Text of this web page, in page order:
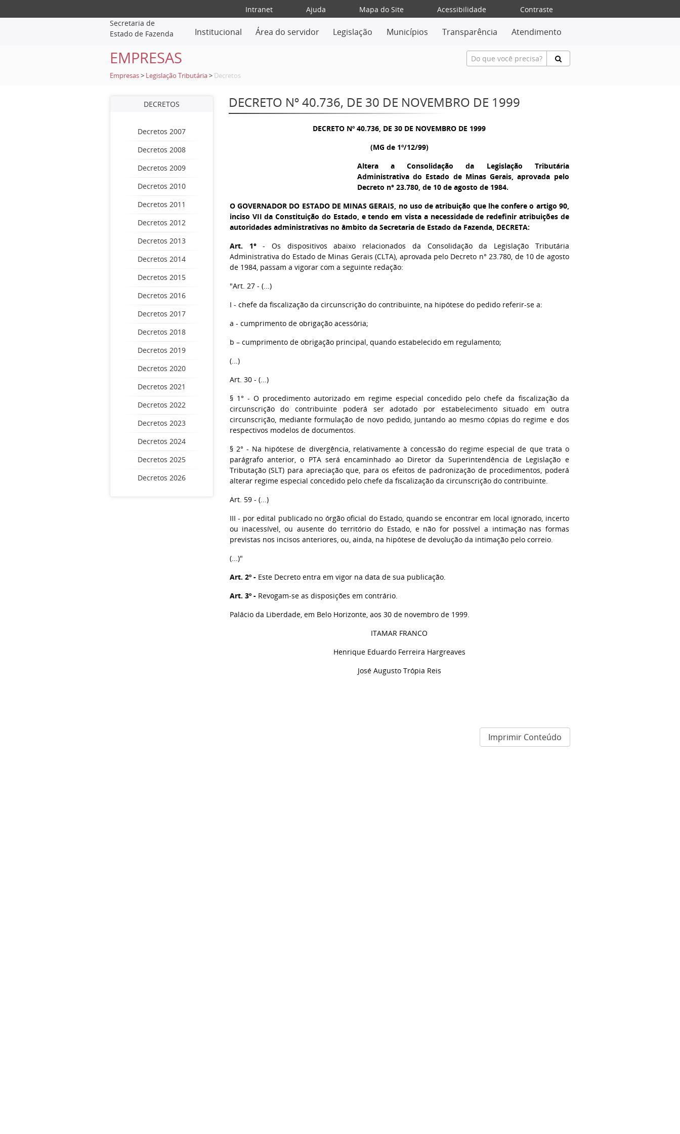
Intranet Ajuda Mapa do Site Acessibilidade
Contraste
Secretaria de
Estado de Fazenda
Institucional Área do servidor Legislação Municípios Transparência Atendimento
EMPRESAS
Empresas > Legislação Tributária > Decretos
DECRETOS
Decretos 2007
Decretos 2008
Decretos 2009
Decretos 2010
Decretos 2011
Decretos 2012
Decretos 2013
Decretos 2014
Decretos 2015
Decretos 2016
Decretos 2017
Decretos 2018
Decretos 2019
Decretos 2020
Decretos 2021
Decretos 2022
Decretos 2023
Decretos 2024
Decretos 2025
Decretos 2026
DECRETO Nº 40.736, DE 30 DE NOVEMBRO DE 1999
DECRETO Nº 40.736, DE 30 DE NOVEMBRO DE 1999
(MG de 1º/12/99)
Altera a Consolidação da Legislação Tributária
Administrativa do Estado de Minas Gerais, aprovada pelo
Decreto n° 23.780, de 10 de agosto de 1984.
O GOVERNADOR DO ESTADO DE MINAS GERAIS, no uso de atribuição que lhe confere o artigo 90,
inciso VII da Constituição do Estado, e tendo em vista a necessidade de redefinir atribuições de
autoridades administrativas no âmbito da Secretaria de Estado da Fazenda, DECRETA:
Art. 1°- Os dispositivos abaixo relacionados da Consolidação da Legislação Tributária
Administrativa do Estado de Minas Gerais (CLTA), aprovada pelo Decreto n° 23.780, de 10 de agosto
de 1984, passam a vigorar com a seguinte redação:
"Art. 27 - (...)
I - chefe da fiscalização da circunscrição do contribuinte, na hipótese do pedido referir-se a:
a - cumprimento de obrigação acessória;
b – cumprimento de obrigação principal, quando estabelecido em regulamento;
(...)
Art. 30 - (...)
§ 1° - O procedimento autorizado em regime especial concedido pelo chefe da fiscalização da
circunscrição do contribuinte poderá ser adotado por estabelecimento situado em outra
circunscrição, mediante formulação de novo pedido, juntando ao mesmo cópias do regime e dos
respectivos modelos de documentos.
§ 2° - Na hipótese de divergência, relativamente à concessão do regime especial de que trata o
parágrafo anterior, o PTA será encaminhado ao Diretor da Superintendência de Legislação e
Tributação (SLT) para apreciação que, para os efeitos de padronização de procedimentos, poderá
alterar regime especial concedido pelo chefe da fiscalização da circunscrição do contribuinte.
Art. 59 - (...)
III - por edital publicado no órgão oficial do Estado, quando se encontrar em local ignorado, incerto
ou inacessível, ou ausente do território do Estado, e não for possível a intimação nas formas
previstas nos incisos anteriores, ou, ainda, na hipótese de devolução da intimação pelo correio.
(...)"
Art. 2º -Este Decreto entra em vigor na data de sua publicação.
Art. 3º -Revogam-se as disposições em contrário.
Palácio da Liberdade, em Belo Horizonte, aos 30 de novembro de 1999.
ITAMAR FRANCO
Henrique Eduardo Ferreira Hargreaves
José Augusto Trópia Reis
Imprimir Conteúdo